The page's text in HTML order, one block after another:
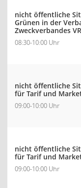
nicht öffentliche
Grünen in der
Zweckverbandes
08:30-10:00 Uhr
nicht öffentliche
für Tarif und
09:00-10:00 Uhr
nicht öffentliche
für Tarif und
09:00-10:00 Uhr